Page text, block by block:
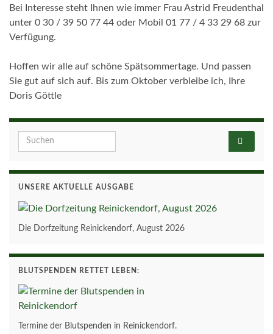
Bei Interesse steht Ihnen wie immer Frau Astrid Freudenthal
unter 0 30 / 39 50 77 44 oder Mobil 01 77 / 4 33 29 68 zur
Verfügung.
Hoffen wir alle auf schöne Spätsommertage. Und passen
Sie gut auf sich auf. Bis zum Oktober verbleibe ich, Ihre
Doris Göttle
Search for:
UNSERE AKTUELLE AUSGABE
Die Dorfzeitung Reinickendorf, August 2026
BLUTSPENDEN RETTET LEBEN:
Termine der Blutspenden in Reinickendorf.